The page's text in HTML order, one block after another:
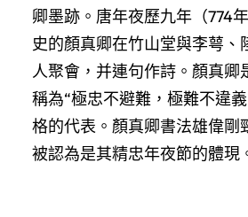
卿墨跡。唐年夜歷九年（774
史的顏真卿在竹山堂與李萼、
人聚會，并連句作詩。顏真卿
稱為“極忠不避難，極難不違
格的代表。顏真卿書法雄偉剛
被認為是其精忠年夜節的體現